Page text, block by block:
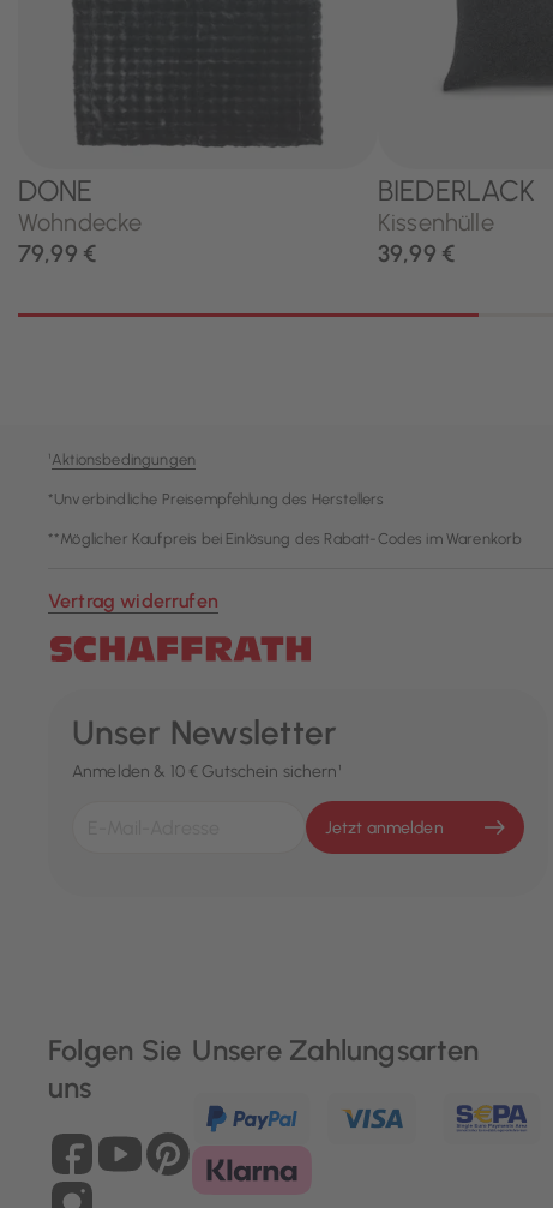
¹Aktionsbedingungen
*Unverbindliche Preisempfehlung des Herstellers
**Möglicher Kaufpreis bei Einlösung des Rabatt-Codes im Warenkorb
Vertrag widerrufen
Unser Newsletter
Anmelden & 10 € Gutschein sichern¹
Jetzt anmelden
Folgen Sie
uns
Unsere Zahlungsarten